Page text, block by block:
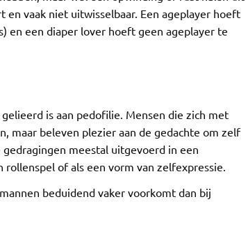
en vaak niet uitwisselbaar. Een ageplayer hoeft
en een diaper lover hoeft geen ageplayer te
is aan pedofilie. Mensen die zich met
maar beleven plezier aan de gedachte om zelf
meestal uitgevoerd in een
of als een vorm van zelfexpressie.
beduidend vaker voorkomt dan bij